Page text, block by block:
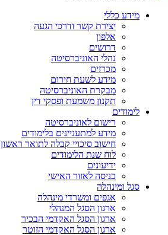
מידע כללי
יצירת קשר ודרכי הגעה
אלפון
דרושים
נהלי האוניברסיטה
מכרזים
מידע לשעת חירום
מבקרת האוניברסיטה
תקנון משמעת ופסקי דין
לימודים
רישום לאוניברסיטה
מידע למתעניינים בלימודים
חישוב סיכויי קבלה לתואר ראשון
לוח שנת הלימודים
ידיעונים
כניסה לאזור האישי
סגל ומינהלה
אגפים ומשרדי מינהלה
ארגון הסגל המנהלי
ארגון הסגל האקדמי הבכיר
ארגון הסגל האקדמי הזוטר